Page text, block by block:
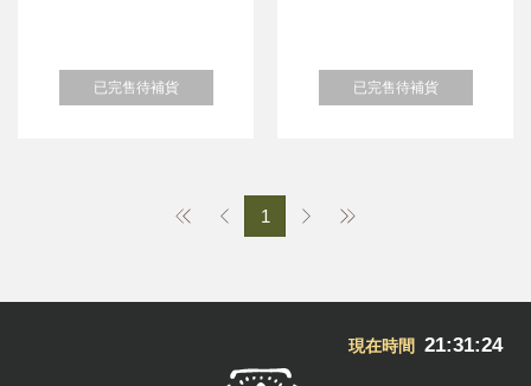
已完售待補貨 已完售待補貨
1
現在時間 21:31:24